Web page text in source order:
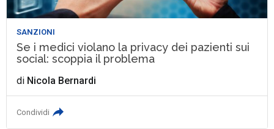
SANZIONI
Se i medici violano la privacy dei pazienti sui
social: scoppia il problema
di Nicola Bernardi
Condividi